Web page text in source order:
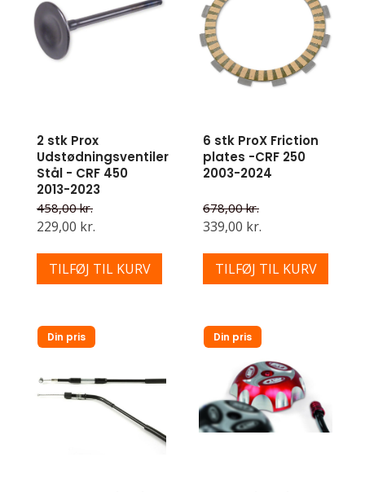
2 stk Prox
Udstødningsventiler
Stål - CRF 450
2013-2023
458,00 kr.
229,00 kr.
TILFØJ TIL KURV
6 stk ProX Friction
plates -CRF 250
2003-2024
678,00 kr.
339,00 kr.
TILFØJ TIL KURV
Din pris Din pris